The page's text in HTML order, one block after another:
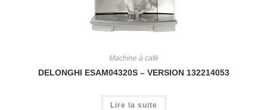
Machine à café
DELONGHI ESAM04320S – VERSION 132214053
Lire la suite